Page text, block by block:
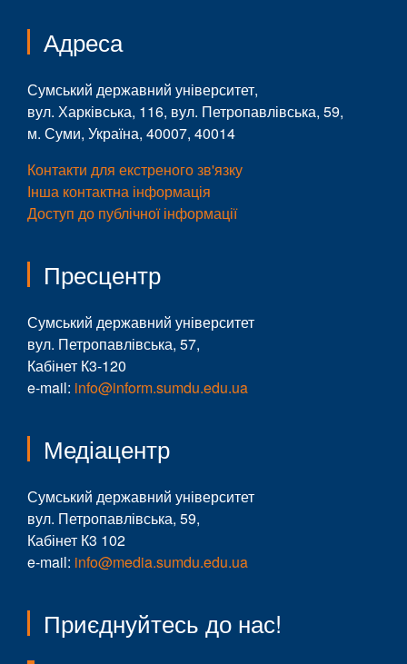
Адреса
Сумський державний університет,
вул. Харківська, 116, вул. Петропавлівська, 59,
м. Суми, Україна, 40007, 40014
Контакти для екстреного зв'язку
Інша контактна інформація
Доступ до публічної інформації
Пресцентр
Сумський державний університет
вул. Петропавлівська, 57,
Кабінет К3-120
e-mail: info@inform.sumdu.edu.ua
Медіацентр
Сумський державний університет
вул. Петропавлівська, 59,
Кабінет К3 102
e-mail: info@media.sumdu.edu.ua
Приєднуйтесь до нас!